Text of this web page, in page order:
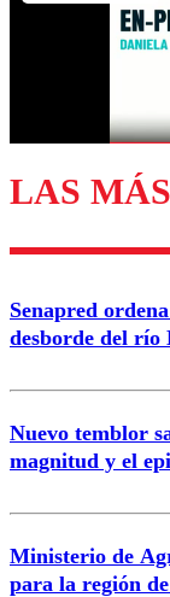
LAS
Senapred
desborde del río
Nuevo temblor
magnitud y el
Ministerio de
para la región